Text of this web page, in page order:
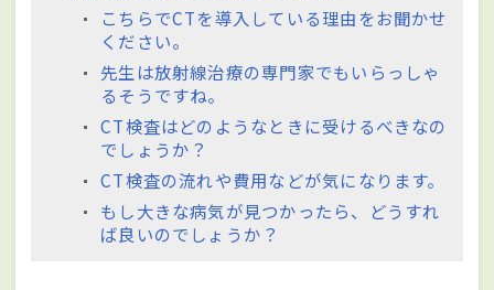
こちらでCTを導入している理由をお聞かせ
ください。
先生は放射線治療の専門家でもいらっしゃ
るそうですね。
CT検査はどのようなときに受けるべきなの
でしょうか？
CT検査の流れや費用などが気になります。
もし大きな病気が見つかったら、どうすれ
ば良いのでしょうか？